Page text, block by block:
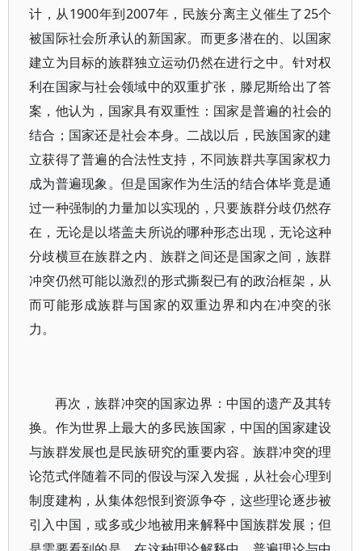
计，从1900年到2007年，民族分离主义催生了25个
被国际社会所承认的新国家。而更多潜在的、以国家
建立为目标的族群独立运动仍然在进行之中。针对权
利在国家与社会领域中的双重扩张，滕尼斯给出了答
案，他认为，国家具有双重性：国家是普遍的社会的
结合；国家还是社会本身。二战以后，民族国家的建
立获得了普遍的合法性支持，不同族群共享国家权力
成为普遍现象。但是国家作为生活的结合体毕竟是通
过一种强制的力量加以实现的，只要族群分歧仍然存
在，无论是以塔盖夫所说的哪种形态出现，无论这种
分歧横亘在族群之内、族群之间还是国家之间，族群
冲突仍然可能以激烈的形式撕裂已有的政治框架，从
而可能形成族群与国家的双重边界和内在冲突的张
力。
再次，族群冲突的国家边界：中国的遗产及其转
换。作为世界上最大的多民族国家，中国的国家建设
与族群发展也是民族研究的重要内容。族群冲突的理
论范式伴随着不同的假设与深入发掘，从社会心理到
制度建构，从集体怨恨到资源争夺，这些理论逐步被
引入中国，或多或少地被用来解释中国族群发展；但